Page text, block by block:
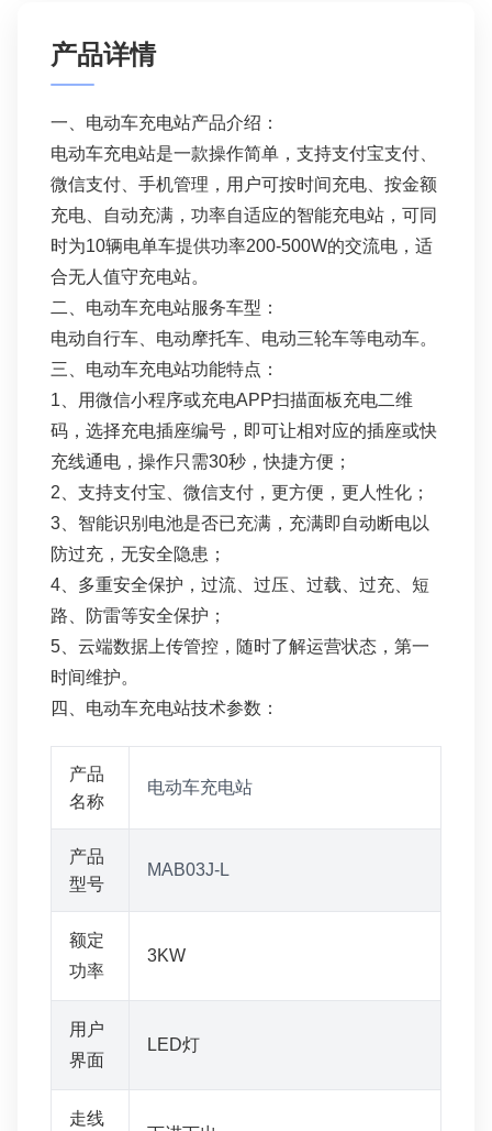
产品详情
一、电动车充电站产品介绍：
电动车充电站是一款操作简单，支持支付宝支付、
微信支付、手机管理，用户可按时间充电、按金额
充电、自动充满，功率自适应的智能充电站，可同
时为10辆电单车提供功率200-500W的交流电，适
合无人值守充电站。
二、电动车充电站服务车型：
电动自行车、电动摩托车、电动三轮车等电动车。
三、电动车充电站功能特点：
1、用微信小程序或充电APP扫描面板充电二维
码，选择充电插座编号，即可让相对应的插座或快
充线通电，操作只需30秒，快捷方便；
2、支持支付宝、微信支付，更方便，更人性化；
3、智能识别电池是否已充满，充满即自动断电以
防过充，无安全隐患；
4、多重安全保护，过流、过压、过载、过充、短
路、防雷等安全保护；
5、云端数据上传管控，随时了解运营状态，第一
时间维护。
四、电动车充电站技术参数：
产品
名称
电动车充电站
产品
型号
MAB03J-L
额定
功率
3KW
用户
界面
LED灯
走线